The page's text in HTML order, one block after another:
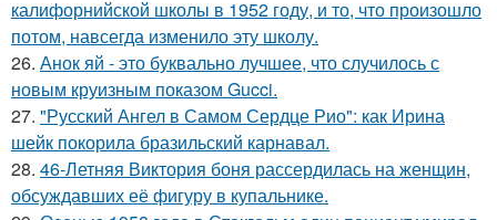
калифорнийской школы в 1952 году, и то, что произошло
потом, навсегда изменило эту школу.
26. Анок яй - это буквально лучшее, что случилось с
новым круизным показом Gucci.
27. "Русский Ангел в Самом Сердце Рио": как Ирина
шейк покорила бразильский карнавал.
28. 46-Летняя Виктория боня рассердилась на женщин,
обсуждавших её фигуру в купальнике.